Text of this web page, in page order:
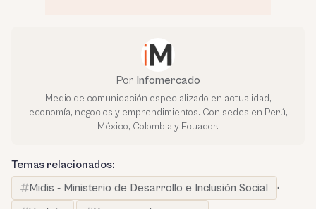
Por Infomercado
Medio de comunicación especializado en actualidad,
economía, negocios y emprendimientos. Con sedes en Perú,
México, Colombia y Ecuador.
Temas relacionados:
Midis - Ministerio de Desarrollo e Inclusión Social
·